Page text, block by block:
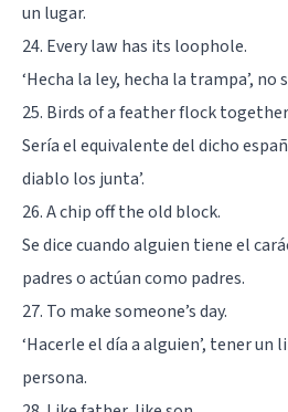
un lugar.
24. Every law has its loophole.
‘Hecha la ley, hecha la trampa’, no
25. Birds of a feather flock
Sería el equivalente del dicho
diablo los junta’.
26. A chip off the old block.
Se dice cuando alguien tiene el
padres o actúan como padres.
27. To make someone’s day.
‘Hacerle el día a alguien’, tener un
persona.